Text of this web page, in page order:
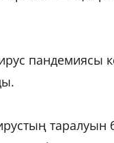
пандемиясы
таралуын